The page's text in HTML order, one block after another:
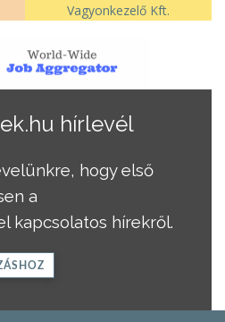
Vagyonkezelő Kft.
hírlevél
hogy első
a
kapcsolatos hírekről.